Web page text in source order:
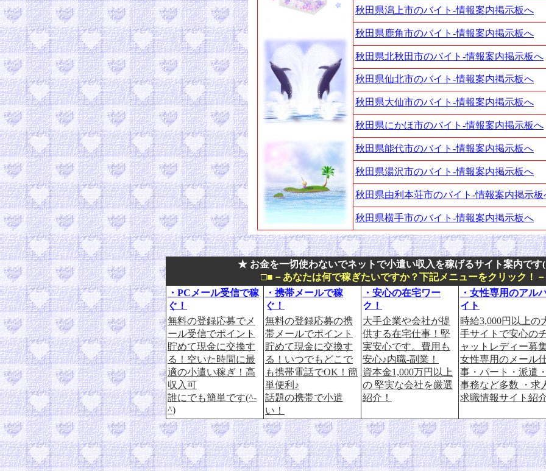
秋田県潟上市のバイト-情報案内掲示板へ
秋田県鹿角市のバイト-情報案内掲示板へ
秋田県北秋田市のバイト-情報案内掲示板へ
秋田県仙北市のバイト-情報案内掲示板へ
秋田県大仙市のバイト-情報案内掲示板へ
秋田県にかほ市のバイト-情報案内掲示板へ
秋田県能代市のバイト-情報案内掲示板へ
秋田県湯沢市のバイト-情報案内掲示板へ
秋田県由利本荘市のバイト-情報案内掲示板
秋田県横手市のバイト-情報案内掲示板へ
★ お金を一切使わないでネットで小遣い収入を稼げるサイト案内で
□■－あなたは何で稼ぎたいですか？下記メニューをクリック！
・PCメール受信で稼
ぐ！
無料の登録応募でメ
ール受信でポイント
貯めて現金に交換す
る！空いた時間に最
適の小遣い稼ぎ！高
収入可
誰にでも簡単です(^-
^)
・携帯メールで稼
ぐ！
無料の登録応募の携
帯メールでポイント
貯めて現金に交換す
る！いつでもどこで
も携帯電話でOK！簡
単便利♪
話題の携帯で小遣
い！
・安心の在宅ワー
ク！
大手企業や会社が提
供する在宅仕事！堅
実安心です。費用も
安心♪内職-副業！
資本金1,000万円以上
の 堅実な会社を厳選
紹介！
・女性専用のアル
イト
時給3,000円以上の
手サイトで安心の
ャットレディー募
女性専用のメール
事・パート・派遣
事務など多数 ・求
求職情報サイト紹